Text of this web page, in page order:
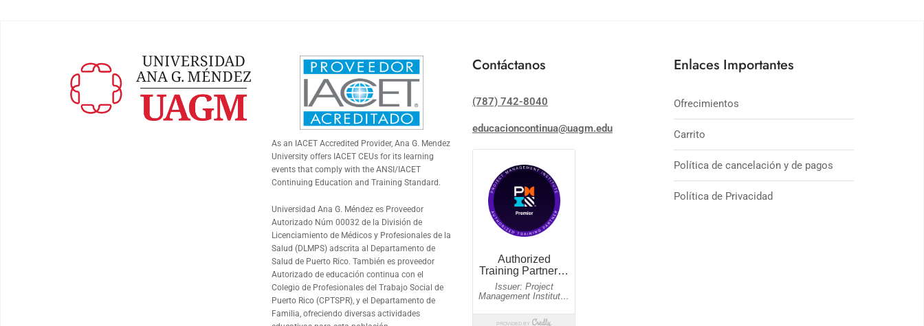
As an IACETAccredited Provider, Ana G. Mendez
University offers IACETCEUs for its learning
events that comply with the ANSI/IACET
Continuing Education and Training Standard.
Universidad Ana G. Méndez es Proveedor
Autorizado Núm 00032 de la División de
Licenciamiento de Médicos y Profesionales de la
Salud (DLMPS) adscrita al Departamento de
Salud de Puerto Rico. También es proveedor
Autorizado de educación continua con el
Colegio de Profesionales del Trabajo Social de
Puerto Rico (CPTSPR), y el Departamento de
Familia, ofreciendo diversas actividades
Contáctanos
(787) 742-8040
educacioncontinua@uagm.edu
Enlaces Importantes
Ofrecimientos
Carrito
Política de cancelación y de pagos
Política de Privacidad